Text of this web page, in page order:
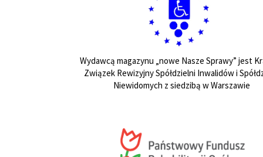
Wydawcą magazynu „nowe Nasze Sprawy” jest
Związek Rewizyjny Spółdzielni Inwalidów i
Niewidomych z siedzibą w Warszawie